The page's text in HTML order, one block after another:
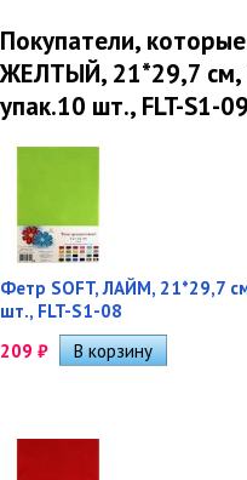
Покупатели,
ЖЕЛТЫЙ, 21*29,7 см,
упак.10 шт., FLT-S1-
Фетр SOFT, ЛАЙМ, 21*29,7
шт., FLT-S1-08
209 ₽